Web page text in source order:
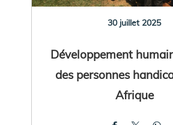
30 juillet 2025
Développement
des personnes
Afrique